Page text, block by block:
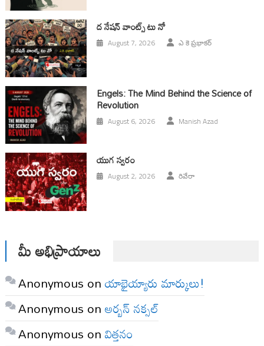
ద నేషన్ వాంట్స్ టు నో
August 7, 2026 ఎ కె ప్రభాకర్
Engels: The Mind Behind the Science of
Revolution
August 6, 2026 Manish Azad
యుగ స్వ‌రం
August 2, 2026 రివేరా
మీ అభిప్రాయాలు
Anonymous onయాభైయ్యారు మార్కులు!
Anonymous onఅర్బన్ నక్సల్
Anonymous onవిత్తనం